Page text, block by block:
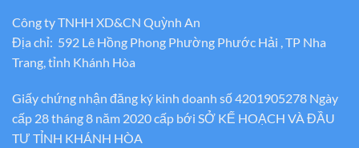
Công ty TNHH XD&CN Quỳnh An
Địa chỉ: 592 Lê Hồng Phong Phường Phước Hải , TP Nha
Trang, tỉnh Khánh Hòa
Giấy chứng nhận đăng ký kinh doanh số 4201905278 Ngày
cấp 28 tháng 8 năm 2020 cấp bới SỞ KẾ HOẠCH VÀ ĐẦU
TƯ TỈNH KHÁNH HÒA